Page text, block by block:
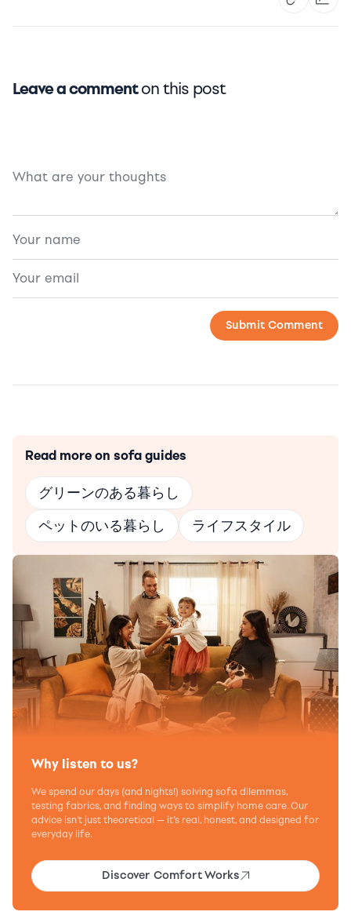
Leave a commenton this post
Read more on sofa guides
グリーンのある暮らし
ペットのいる暮らし
ライフスタイル
Why listen to us?
We spend our days (and nights!) solving sofa dilemmas,
testing fabrics, and finding ways to simplify home care. Our
advice isn’t just theoretical — it’s real, honest, and designed for
everyday life.
Discover Comfort Works